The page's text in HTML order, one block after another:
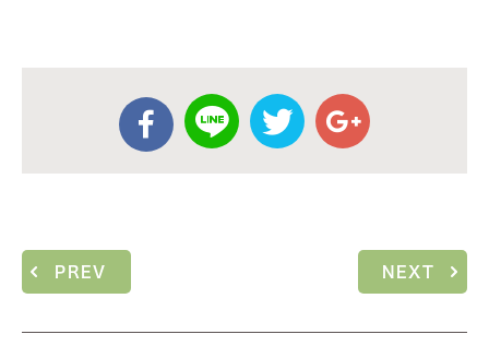
PREV NEXT